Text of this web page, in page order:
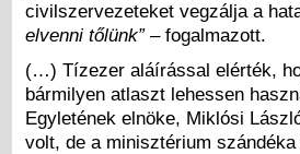
civilszervezeteket vegzálja a
elvenni tőlünk”– fogalmazott.
(…) Tízezer aláírással elérték,
bármilyen atlaszt lehessen
Egyletének elnöke, Miklósi
volt, de a minisztérium